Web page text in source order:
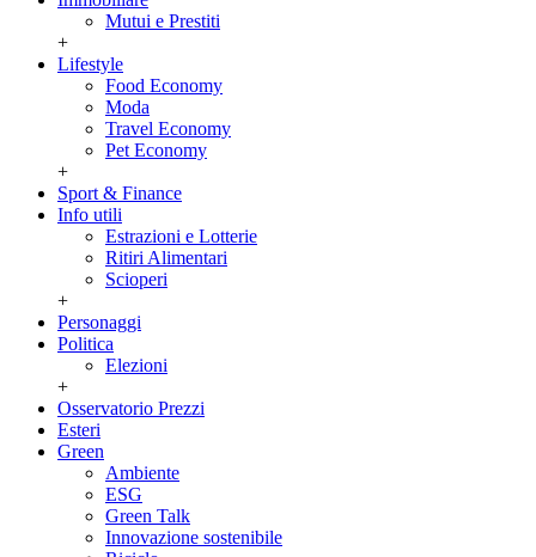
Mutui e Prestiti
+
Lifestyle
Food Economy
Moda
Travel Economy
Pet Economy
+
Sport & Finance
Info utili
Estrazioni e Lotterie
Ritiri Alimentari
Scioperi
+
Personaggi
Politica
Elezioni
+
Osservatorio Prezzi
Esteri
Green
Ambiente
ESG
Green Talk
Innovazione sostenibile